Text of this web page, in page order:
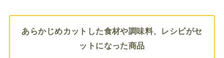
あらかじめカットした食材や調味料、レシピがセ
ットになった商品